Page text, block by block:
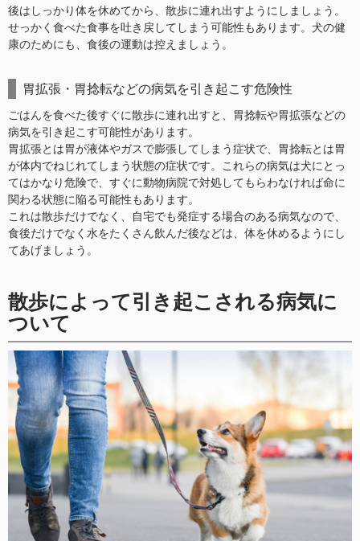
後はしっかり体を休めてから、散歩に連れ出すようにしましょう。
せっかく食べた食事を吐き戻してしまう可能性もあります。犬の健
康のためにも、食後の運動は控えましょう。
胃拡張・胃捻転などの病気を引き起こす危険性
ごはんを食べた後すぐに散歩に連れ出すと、胃捻転や胃拡張などの
病気を引き起こす可能性があります。
胃拡張とは胃が液体やガスで膨張してしまう症状で、胃捻転とは胃
が体内でねじれてしまう状態の症状です。これらの病気は犬にとっ
てはかなり危険で、すぐに動物病院で対処してもらわなければ命に
関わる状態に陥る可能性もあります。
これは散歩だけでなく、自宅でも発症する場合のある病気なので、
食後だけでなく水をたくさん飲んだ後などは、体を休めるようにし
てあげましょう。
散歩によって引き起こされる病気に
ついて